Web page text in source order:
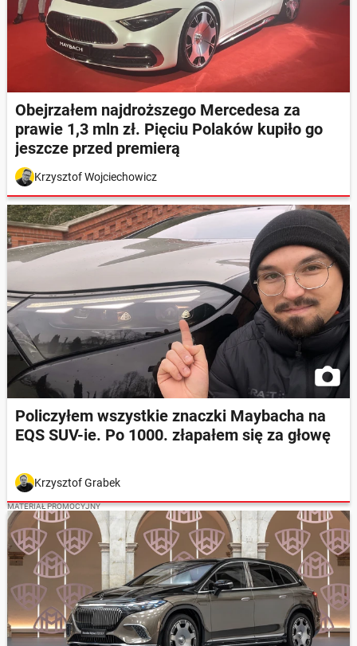
Obejrzałem najdroższego Mercedesa za
prawie 1,3 mln zł. Pięciu Polaków kupiło go
jeszcze przed premierą
Krzysztof Wojciechowicz
Policzyłem wszystkie znaczki Maybacha na
EQS SUV-ie. Po 1000. złapałem się za głowę
Krzysztof Grabek
MATERIAŁ PROMOCYJNY